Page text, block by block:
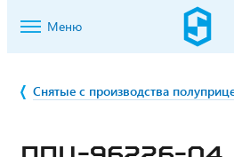
Меню
Снятые с производства